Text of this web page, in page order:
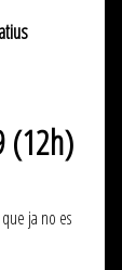
(12h)
ja no es